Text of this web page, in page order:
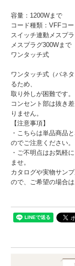
容量：1200Wまで
コード種類：VFFコ
スイッチ連動メスプ
メスプラグ300Wまで
ワンタッチ式
ワンタッチ式（バネ
るため、
取り外しが困難です。
コンセント部は抜き
りません。
【注意事項】
・こちらは単品商品
のでご注意ください。
・ご不明点はお気軽
ませ。
カタログや実物サン
ので、ご希望の場合